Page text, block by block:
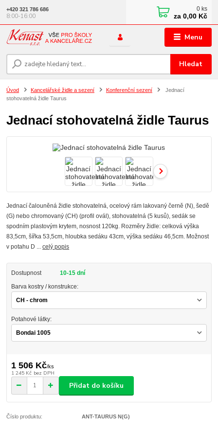
Menu
Hledat
+420 321 786 686
8:00-16:00
0 ks
za 0,00 Kč
Úvod Kancelářské židle a sezení Konferenční sezení
Jednací
stohovatelná židle Taurus
Jednací stohovatelná židle Taurus
Jednací čalouněná židle stohovatelná, ocelový rám lakovaný černě (N), šedě
(G) nebo chromovaný (CH) (profil ovál), stohovatelná (5 kusů), sedák se
spodním plastovým krytem, nosnost 120kg. Rozměry židle: celková výška
83,5cm, šířka 53,5cm, hloubka sedáku 43cm, výška sedáku 46,5cm. Možnost
v potahu D ...celý popis
Dostupnost 10-15 dní
Barva kostry / konstrukce:
Potahové látky:
1 506 Kč/ks
1 245 Kč bez DPH
Přidat do košíku
Číslo produktu: ANT-TAURUS N(G)